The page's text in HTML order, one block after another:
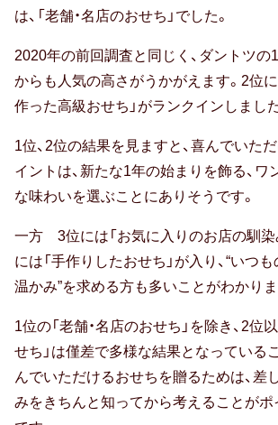
出産祝い
誕生祝い
手土産・プチギフト
お見舞い
新築祝い
退院祝い
結婚記念日
銀婚式
季節のギフト
ら
て
う
れ
い
お
せ
ラ
ン
キ
ン
2021
1
位
は、「老舗・名店のおせち」でした。
2020年の前回調査と同じく、ダントツの
からも人気の高さがうかがえます。2位
作った高級おせち」がランクインしました
1位、2位の結果を見ますと、喜んでいた
イントは、新たな1年の始まりを飾る、ワ
な味わいを選ぶことにありそうです。
一方 3位には「お気に入りのお店の馴染
には「手作りしたおせち」が入り、“いつ
温かみ”を求める方も多いことがわかりま
1位の「老舗・名店のおせち」を除き、2位
せち」は僅差で多様な結果となっている
んでいただけるおせちを贈るためは、差
みをきちんと知ってから考えることがポ